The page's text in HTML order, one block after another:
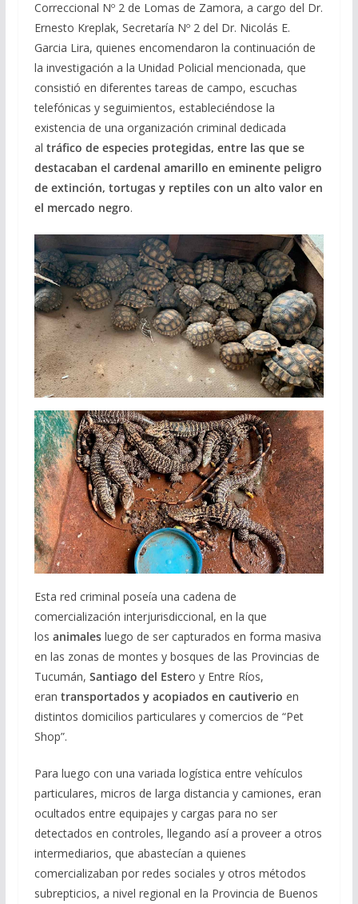
Correccional Nº 2 de Lomas de Zamora, a cargo del Dr.
Ernesto Kreplak, Secretaría Nº 2 del Dr. Nicolás E.
Garcia Lira, quienes encomendaron la continuación de
la investigación a la Unidad Policial mencionada, que
consistió en diferentes tareas de campo, escuchas
telefónicas y seguimientos, estableciéndose la
existencia de una organización criminal dedicada
al tráfico de especies protegidas, entre las que se
destacaban el cardenal amarillo en eminente peligro
de extinción, tortugas y reptiles con un alto valor en
el mercado negro.
Esta red criminal poseía una cadena de
comercialización interjurisdiccional, en la que
los animales luego de ser capturados en forma masiva
en las zonas de montes y bosques de las Provincias de
Tucumán, Santiago del Estero y Entre Ríos,
eran transportados y acopiados en cautiverio en
distintos domicilios particulares y comercios de “Pet
Shop”.
Para luego con una variada logística entre vehículos
particulares, micros de larga distancia y camiones, eran
ocultados entre equipajes y cargas para no ser
detectados en controles, llegando así a proveer a otros
intermediarios, que abastecían a quienes
comercializaban por redes sociales y otros métodos
subrepticios, a nivel regional en la Provincia de Buenos